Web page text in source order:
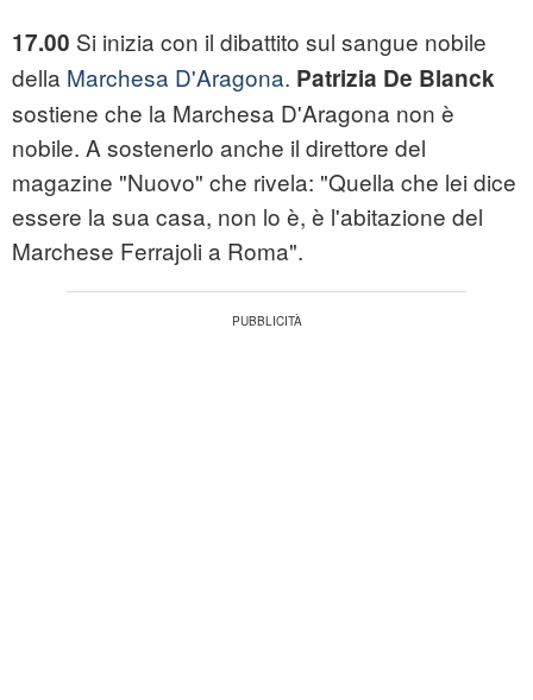
17.00 Si inizia con il dibattito sul sangue nobile
della Marchesa D'Aragona. Patrizia De Blanck
sostiene che la Marchesa D'Aragona non è
nobile. A sostenerlo anche il direttore del
magazine "Nuovo" che rivela: "Quella che lei dice
essere la sua casa, non lo è, è l'abitazione del
Marchese Ferrajoli a Roma".